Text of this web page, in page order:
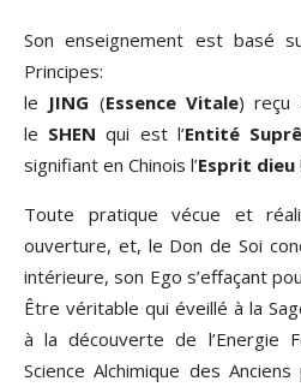
Son enseignement est basé
Principes:
le JING (Essence Vitale) reçu
le SHEN qui est l’Entité
signifiant en Chinois l’Esprit dieu !
Toute pratique vécue et
ouverture, et, le Don de Soi
intérieure, son Ego s’effaçant
Être véritable qui éveillé à la
à la découverte de l’Energie
Science Alchimique des